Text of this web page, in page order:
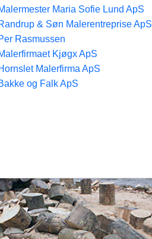
Maria Sofie Lund ApS
& Søn Malerentreprise ApS
Rasmussen
Kjøgx ApS
Malerfirma ApS
og Falk ApS